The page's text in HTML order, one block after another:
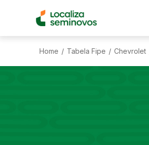
Home / Tabela Fipe / Chevrolet